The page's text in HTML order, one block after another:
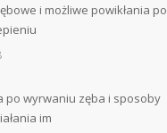
i możliwe powikłania po
po wyrwaniu zęba i sposoby
im